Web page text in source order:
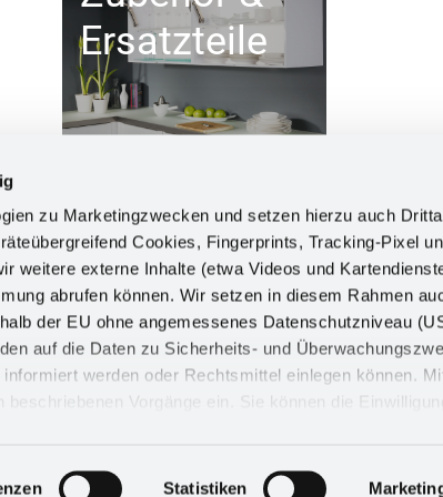
zu Marketingzwecken und setzen hierzu auch
Cookies, Fingerprints, Tracking-Pixel
weitere externe Inhalte (etwa Videos und
abrufen können. Wir setzen in diesem Rahmen
der EU ohne angemessenes Datenschutzniveau
auf die Daten zu Sicherheits- und
werden oder Rechtsmittel einlegen können.
beschriebenen Vorgänge ein. Sie können die
Statistiken
Ersatzteile